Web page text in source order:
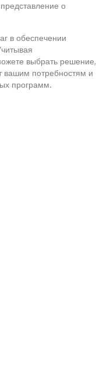
о
в обеспечении
выбрать решение,
вашим потребностям и
программ.